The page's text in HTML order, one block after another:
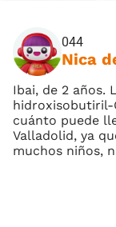
044
Nica
Ibai, de 2 años.
hidroxisobutiril-
cuánto puede
Valladolid, ya
muchos niños,